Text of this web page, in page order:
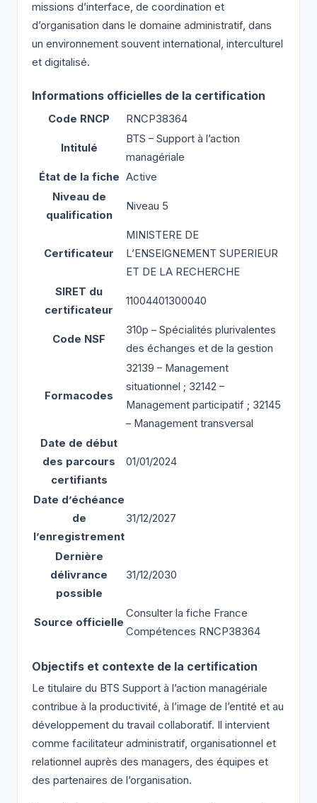
missions d’interface, de coordination et
d’organisation dans le domaine administratif, dans
un environnement souvent international, interculturel
et digitalisé.
Informations officielles de la certification
Code RNCP RNCP38364
Intitulé
BTS – Support à l’action
managériale
État de la fiche Active
Niveau de
qualification
Niveau 5
Certificateur
MINISTERE DE
L’ENSEIGNEMENT SUPERIEUR
ET DE LA RECHERCHE
SIRET du
certificateur
11004401300040
Code NSF
310p – Spécialités plurivalentes
des échanges et de la gestion
Formacodes
32139 – Management
situationnel ; 32142 –
Management participatif ; 32145
– Management transversal
Date de début
des parcours
certifiants
01/01/2024
Date d’échéance
de
l’enregistrement
31/12/2027
Dernière
délivrance
possible
31/12/2030
Source officielle
Consulter la fiche France
Compétences RNCP38364
Objectifs et contexte de la certification
Le titulaire du BTS Support à l’action managériale
contribue à la productivité, à l’image de l’entité et au
développement du travail collaboratif. Il intervient
comme facilitateur administratif, organisationnel et
relationnel auprès des managers, des équipes et
des partenaires de l’organisation.